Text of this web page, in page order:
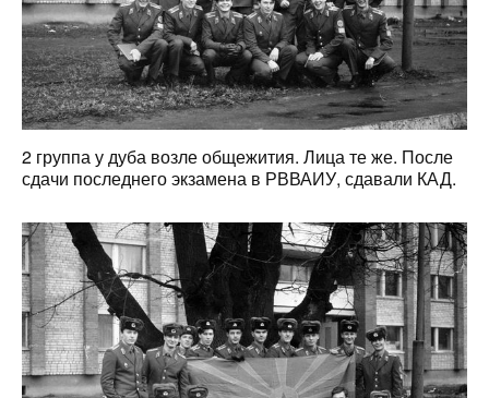
2 группа у дуба возле общежития. Лица те же. После
сдачи последнего экзамена в РВВАИУ, сдавали КАД.